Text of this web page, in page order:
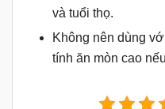
và tuổi thọ.
Không nên dùng
tính ăn mòn cao